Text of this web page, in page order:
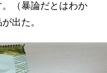
（暴論だとはわか
出た。